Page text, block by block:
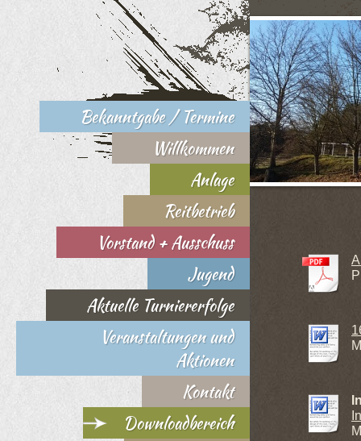
Bekanntgabe / Termine
Willkommen
Anlage
Reitbetrieb
Vorstand + Ausschuss
Jugend
Aktuelle Turniererfolge
Veranstaltungen und
Aktionen
Kontakt
Downloadbereich